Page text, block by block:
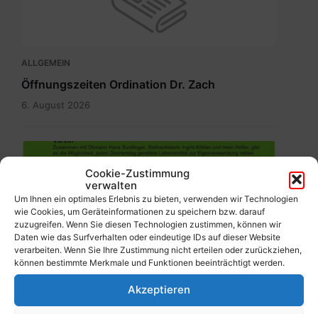
Cookie-Zustimmung
verwalten
Um Ihnen ein optimales Erlebnis zu bieten, verwenden wir Technologien
wie Cookies, um Geräteinformationen zu speichern bzw. darauf
zuzugreifen. Wenn Sie diesen Technologien zustimmen, können wir
Daten wie das Surfverhalten oder eindeutige IDs auf dieser Website
verarbeiten. Wenn Sie Ihre Zustimmung nicht erteilen oder zurückziehen,
können bestimmte Merkmale und Funktionen beeinträchtigt werden.
Akzeptieren
ALLGEMEIN
Öffnungszeiten Ordination Dr. Zach
6. August 2026
Fair2food
ALLGEMEIN
Lebensmittelretter Fair2Food Point Mölltal-
5. August 2026